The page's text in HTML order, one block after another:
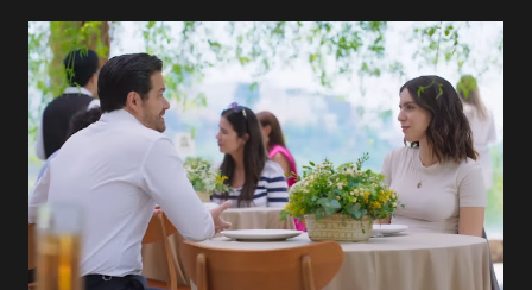
permanecer virgem até encontrar o homem que realmente
ama, o que não é fácil, já que dedica todas as suas energias a
se aprimorar, trabalhando, estudando e se orgulhando de
ser a primeira mulher da família a ingressar na
universidade. Ela tem uma personalidade muito alegre, é
muito madura para a idade, determinada, criativa e
empática. Detesta injustiças e é uma ótima amiga. Pode ser
teimosa e muito persistente quando decide fazer algo.